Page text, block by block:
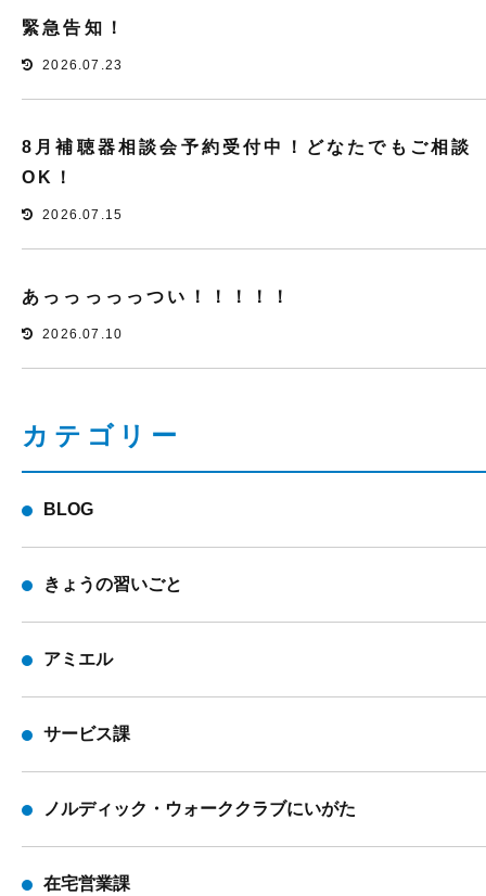
緊急告知！
2026.07.23
8月補聴器相談会予約受付中！どなたでもご相談
OK！
2026.07.15
あっっっっっつい！！！！！
2026.07.10
カテゴリー
BLOG
きょうの習いごと
アミエル
サービス課
ノルディック・ウォーククラブにいがた
在宅営業課